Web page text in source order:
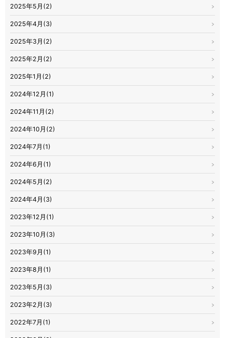
2025年5月(2)
2025年4月(3)
2025年3月(2)
2025年2月(2)
2025年1月(2)
2024年12月(1)
2024年11月(2)
2024年10月(2)
2024年7月(1)
2024年6月(1)
2024年5月(2)
2024年4月(3)
2023年12月(1)
2023年10月(3)
2023年9月(1)
2023年8月(1)
2023年5月(3)
2023年2月(3)
2022年7月(1)